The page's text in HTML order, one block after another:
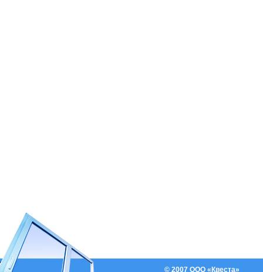
© 2007 ООО «Квеста»